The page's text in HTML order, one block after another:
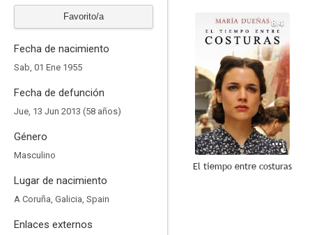
Favorito/a
Fecha de nacimiento
Sab, 01 Ene 1955
Fecha de defunción
Jue, 13 Jun 2013 (58 años)
Género
Masculino
Lugar de nacimiento
A Coruña, Galicia, Spain
Enlaces externos
8.4
El tiempo entre costuras